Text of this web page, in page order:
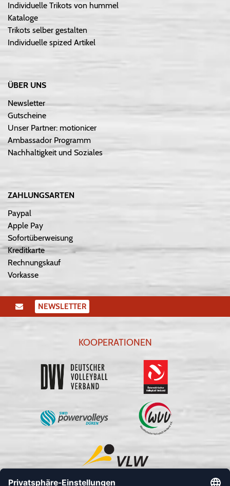
Individuelle Trikots von hummel
Kataloge
Trikots selber gestalten
Individuelle spized Artikel
ÜBER UNS
Newsletter
Gutscheine
Unser Partner: motionicer
Ambassador Programm
Nachhaltigkeit und Soziales
ZAHLUNGSARTEN
Paypal
Apple Pay
Sofortüberweisung
Kreditkarte
Rechnungskauf
Vorkasse
NEWSLETTER
KOOPERATIONEN